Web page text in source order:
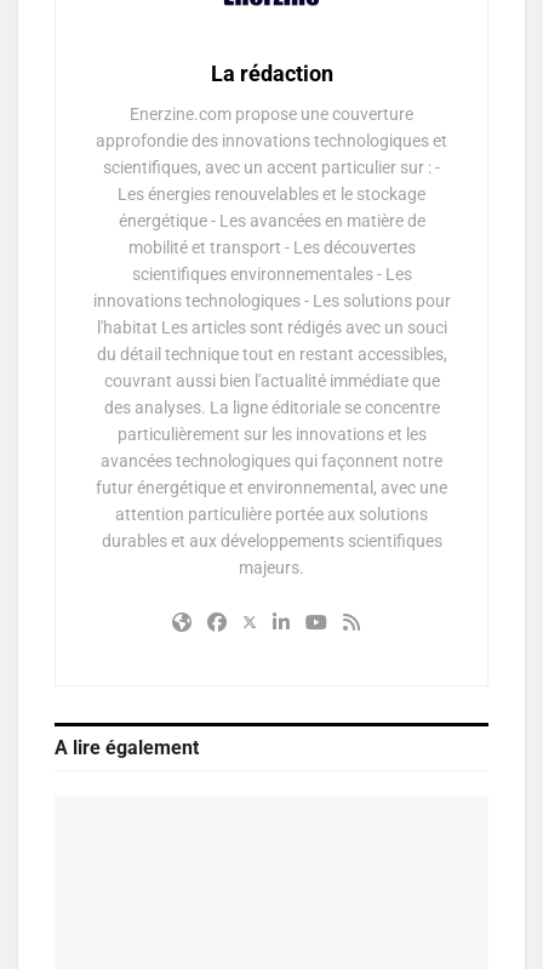
La rédaction
Enerzine.com propose une couverture
approfondie des innovations technologiques et
scientifiques, avec un accent particulier sur : -
Les énergies renouvelables et le stockage
énergétique - Les avancées en matière de
mobilité et transport - Les découvertes
scientifiques environnementales - Les
innovations technologiques - Les solutions pour
l'habitat Les articles sont rédigés avec un souci
du détail technique tout en restant accessibles,
couvrant aussi bien l'actualité immédiate que
des analyses. La ligne éditoriale se concentre
particulièrement sur les innovations et les
avancées technologiques qui façonnent notre
futur énergétique et environnemental, avec une
attention particulière portée aux solutions
durables et aux développements scientifiques
majeurs.
A lire également